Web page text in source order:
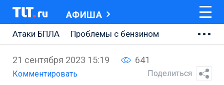
АФИША
Атаки БПЛА
Проблемы с бензином
Ремонт Центральной площади
21 сентября 2023 15:19 641
Комментировать Поделиться